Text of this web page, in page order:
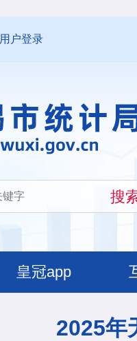
用户登录
皇冠app
2025年